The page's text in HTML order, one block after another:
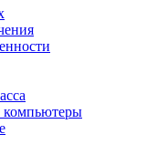
компьютеры